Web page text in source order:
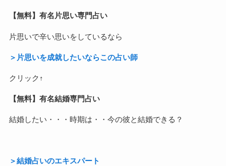
【無料】有名片思い専門占い
片思いで辛い思いをしているなら
＞片思いを成就したいならこの占い師
クリック↑
【無料】有名結婚専門占い
結婚したい・・・時期は・・今の彼と結婚できる？
＞結婚占いのエキスパート